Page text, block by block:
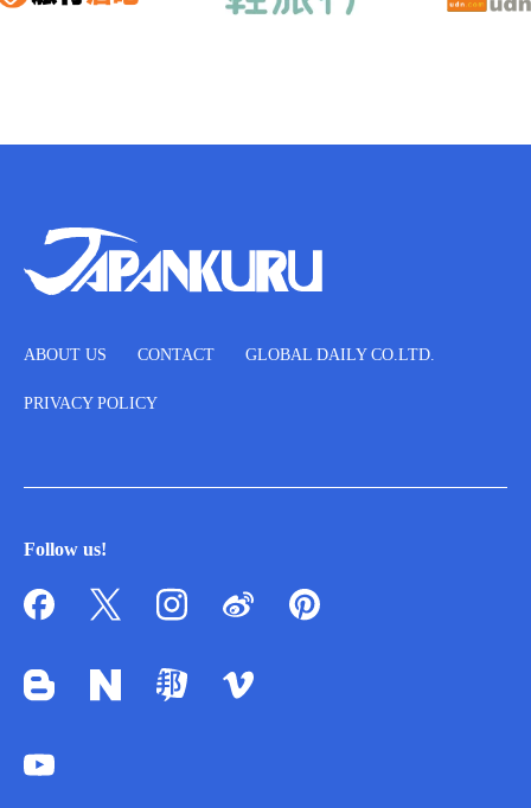
ABOUT US CONTACT GLOBAL DAILY CO.LTD.
PRIVACY POLICY
Follow us!